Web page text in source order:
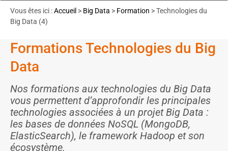
Vous êtes ici :Accueil > Big Data > Formation > Technologies du
Big Data (4)
Formations Technologies du Big
Data
Nos formations aux technologies du Big Data
vous permettent d’approfondir les principales
technologies associées à un projet Big Data :
les bases de données NoSQL (MongoDB,
ElasticSearch), le framework Hadoop et son
écosystème.